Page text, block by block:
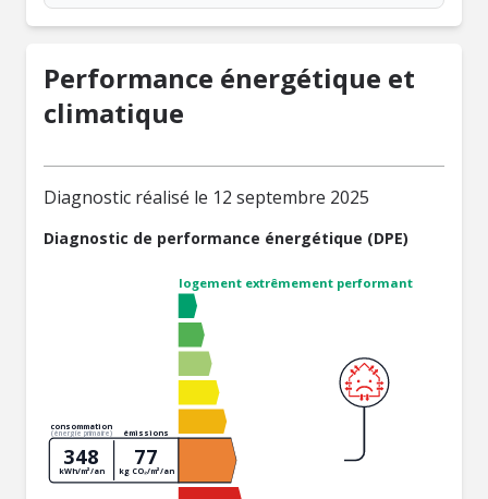
Performance énergétique et
climatique
Diagnostic réalisé le 12 septembre 2025
Diagnostic de performance énergétique (DPE)
logement extrêmement performant
consommation
(énergie primaire) émissions
348
kWh/m²/an
77
kg CO₂/m²/an